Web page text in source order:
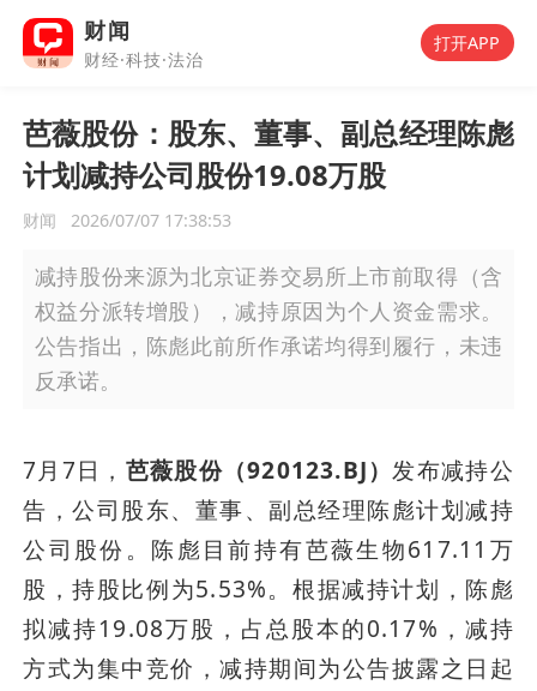
财闻
财经·科技·法治
打开APP
芭薇股份：股东、董事、副总经理陈彪
计划减持公司股份19.08万股
财闻 2026/07/07 17:38:53
减持股份来源为北京证券交易所上市前取得（含
权益分派转增股），减持原因为个人资金需求。
公告指出，陈彪此前所作承诺均得到履行，未违
反承诺。
7月7日， 芭薇股份（920123.BJ）发布减持公
告，公司股东、董事、副总经理陈彪计划减持
公司股份。陈彪目前持有芭薇生物617.11万
股，持股比例为5.53%。根据减持计划，陈彪
拟减持19.08万股，占总股本的0.17%，减持
方式为集中竞价，减持期间为公告披露之日起